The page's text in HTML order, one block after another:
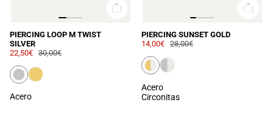
PIERCING LOOP M TWIST
SILVER
22,50€ 30,00€
Acero
PIERCING SUNSET GOLD
14,00€ 28,00€
Acero
Circonitas